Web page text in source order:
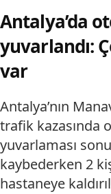
Antalya’da
yuvarlandı:
var
Antalya’nın
trafik kazasında
yuvarlaması
kaybederken 2
hastaneye